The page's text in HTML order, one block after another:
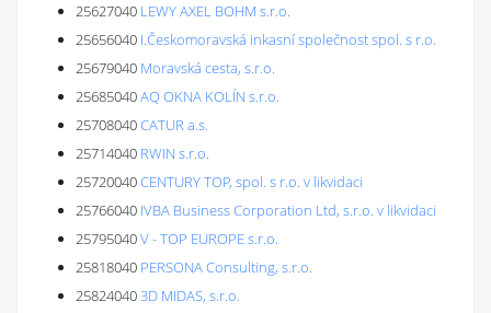
25627040 LEWY AXEL BOHM s.r.o.
25656040 I.Českomoravská inkasní společnost spol. s r.o.
25679040 Moravská cesta, s.r.o.
25685040AQ OKNA KOLÍN s.r.o.
25708040CATUR a.s.
25714040 RWIN s.r.o.
25720040CENTURY TOP, spol. s r.o. v likvidaci
25766040 IVBA Business Corporation Ltd, s.r.o. v likvidaci
25795040V - TOP EUROPE s.r.o.
25818040 PERSONA Consulting, s.r.o.
258240403D MIDAS, s.r.o.